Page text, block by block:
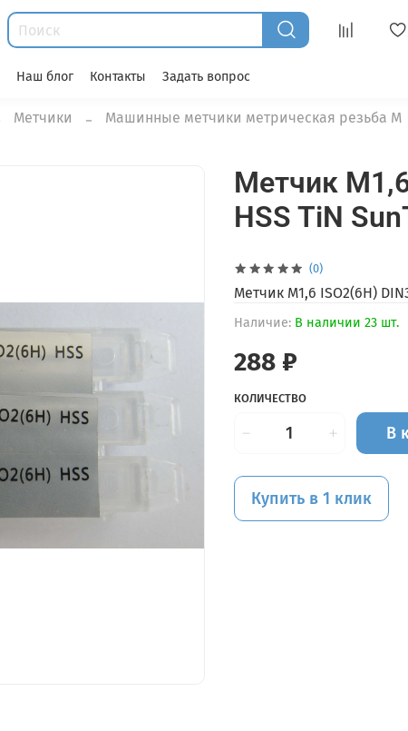
Наш блог Контакты Задать вопрос
Метчики Машинные метчики метрическая резьба М
(0)
Наличие: В наличии 23 шт.
Метчик
HSS TiN
288 ₽
КОЛИЧЕСТВО
В
Купить в 1 клик
Метчик M1,6 ISO2(6H)